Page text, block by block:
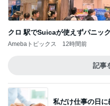
クロ 駅でSuicaが使えずパニック
Amebaトピックス 12時間前
記事
私だけ仕事の日